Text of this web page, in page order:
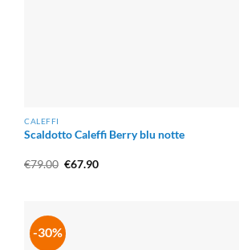
CALEFFI
Scaldotto Caleffi Berry blu notte
€79.00 Il
€67.90Il
-30%